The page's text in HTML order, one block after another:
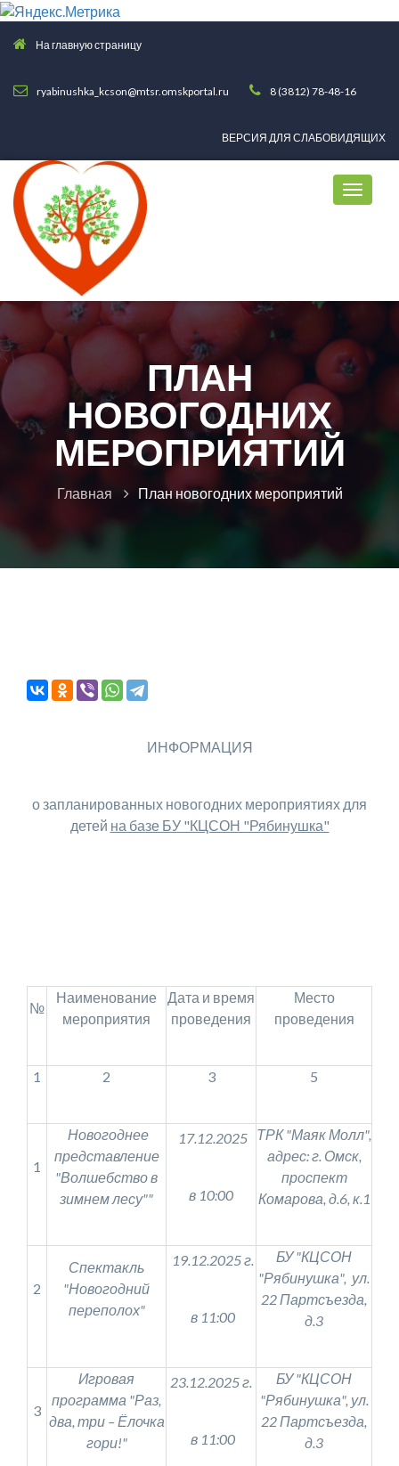
На главную страницу
ryabinushka_kcson@mtsr.omskportal.ru 8 (3812) 78-48-16
ВЕРСИЯ ДЛЯ СЛАБОВИДЯЩИХ
ПЛАН
НОВОГОДНИХ
МЕРОПРИЯТИЙ
Главная План новогодних мероприятий
ИНФОРМАЦИЯ
о запланированных новогодних мероприятиях для
детей на базе БУ "КЦСОН "Рябинушка"
№
Наименование
мероприятия
Дата и время
проведения
Место
проведения
1 2 3 5
1
Новогоднее
представление
"Волшебство в
зимнем лесу""
17.12.2025
в 10:00
ТРК "Маяк Молл",
адрес: г. Омск,
проспект
Комарова, д.6, к.1
2
Спектакль
"Новогодний
переполох"
19.12.2025 г.
в 11:00
БУ "КЦСОН
"Рябинушка", ул.
22 Партсъезда,
д.3
3
Игровая
программа "Раз,
два, три – Ёлочка
гори!"
23.12.2025 г.
в 11:00
БУ "КЦСОН
"Рябинушка", ул.
22 Партсъезда,
д.3